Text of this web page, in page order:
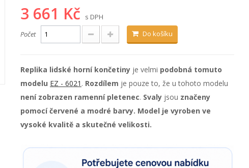
3 661 Kč
s DPH
Počet
Do košíku
Replika lidské horní končetiny je velmi podobná tomuto
modelu EZ - 6021 . Rozdílem je pouze to, že u tohoto modelu
není zobrazen ramenní pletenec. Svaly jsou značeny
pomocí červené a modré barvy. Model je vyroben ve
vysoké kvalitě a skutečné velikosti.